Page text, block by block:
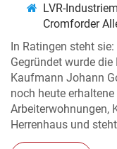
LVR-
Cromforder
In Ratingen steht
Gegründet wurde
Kaufmann Johann
noch heute
Arbeiterwohnungen,
Herrenhaus und